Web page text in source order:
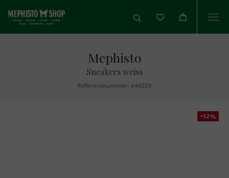
Mephisto
Sneakers weiss
Referenznummer: 446226
-52%